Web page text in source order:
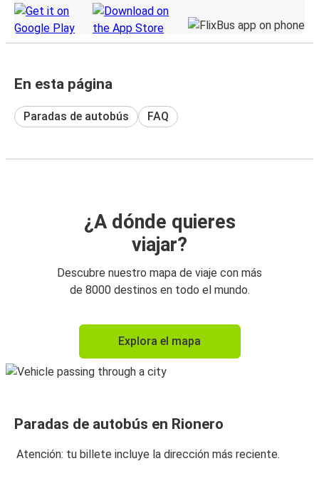
En esta página
Paradas de autobús FAQ
¿A dónde quieres
viajar?
Descubre nuestro mapa de viaje con más
de 8000 destinos en todo el mundo.
Explora el mapa
Paradas de autobús en Rionero
Atención: tu billete incluye la dirección más reciente.